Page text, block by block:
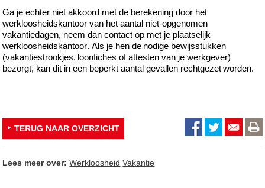
Ga jeechter niet akkoord metde berekening door het
werkloosheidskantoorvan het aantal niet-opgenomen
vakantiedagen, neem dan contact op met je plaatselijk
werkloosheidskantoor. Als je hen de nodige bewijsstukken
(vakantiestrookjes, loonfiches of attesten van je werkgever)
bezorgt, kan dit in een beperktaantal gevallen rechtgezet worden.
TERUG NAAR OVERZICHT
Lees meer over: Werkloosheid Vakantie